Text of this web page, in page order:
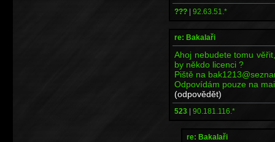
??? | 92.63.51.*
re: Bakalaři
Ahoj nebudete tomu
by někdo licenci ?
Piště na
Odpovídám pouze na
(odpovědět)
523 | 90.181.116.*
re: Bakalaři